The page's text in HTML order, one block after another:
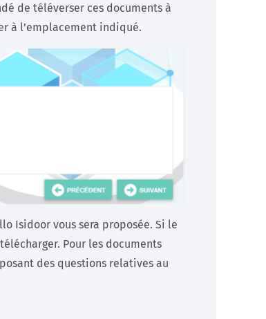
de téléverser ces documents à
à l’emplacement indiqué.
Isidoor vous sera proposée. Si le
Pour les documents
des questions relatives au